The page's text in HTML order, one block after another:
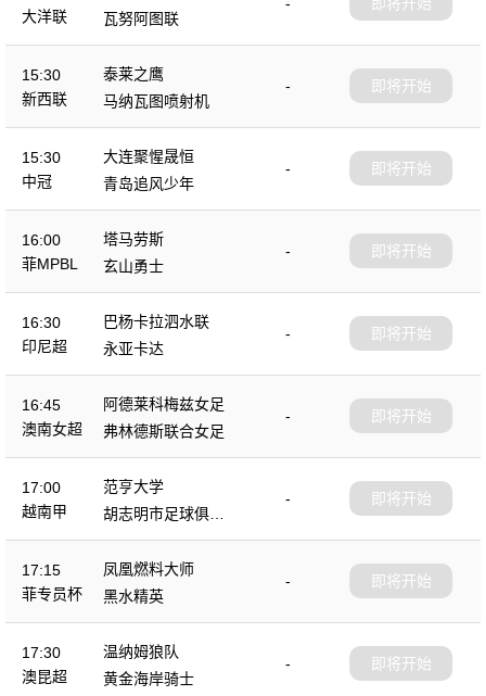
大洋联
瓦努阿图联
15:30
新西联
泰莱之鹰
-
马纳瓦图喷射机
即将开始
15:30
中冠
大连聚惺晟恒
-
青岛追风少年
即将开始
16:00
菲MPBL
塔马劳斯
-
玄山勇士
即将开始
16:30
印尼超
巴杨卡拉泗水联
-
永亚卡达
即将开始
16:45
澳南女超
阿德莱科梅兹女足
-
弗林德斯联合女足
即将开始
17:00
越南甲
范亨大学
-
胡志明市足球俱乐
部
即将开始
17:15
菲专员杯
凤凰燃料大师
-
黑水精英
即将开始
17:30
澳昆超
温纳姆狼队
-
黄金海岸骑士
即将开始